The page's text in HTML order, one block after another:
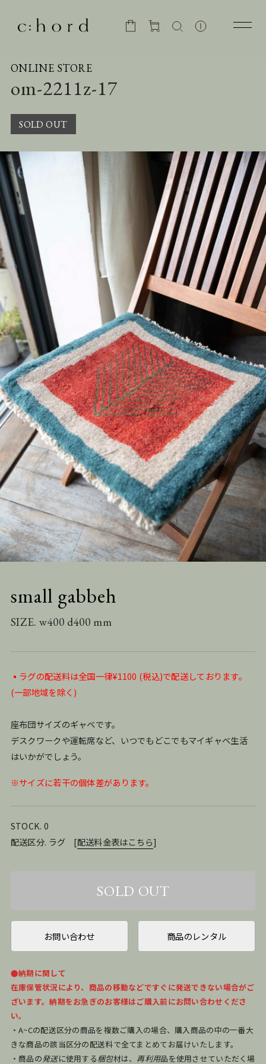
ONLINE STORE
om-2211z-17
small gabbeh
SIZE. w400 d400 mm
▪️ラグの配送料は全国一律¥1100 (税込)で配送しております。
(一部地域を除く)
座布団サイズのギャベです。
デスクワークや運転席など、いつでもどこでもマイギャベ生活
はいかがでしょう。
※サイズに若干の個体差があります。
STOCK. 0
配送区分. ラグ [配送料金表はこちら]
お問い合わせ 商品のレンタル
●納期に関して
在庫保管状況により、商品の移動などですぐに発送できない場合がご
ざいます。納期をお急ぎのお客様はご購入前にお問い合わせくださ
い。
・A~Cの配送区分の商品を複数ご購入の場合、購入商品の中の一番大
きな商品の該当区分の配送料で全てまとめてお届けいたします。
・商品の発送に使用する梱包材は、 再利用品を使用させていただく場